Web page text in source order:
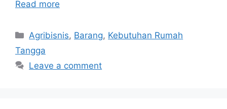
Read more
Categories
Agribisnis, Barang, Kebutuhan Rumah
Tangga
Leave a comment